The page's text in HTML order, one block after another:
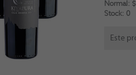
Normal:
Stock: 0
Este